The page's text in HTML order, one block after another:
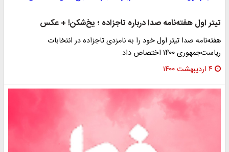
تیتر اول هفته‌نامه صدا درباره تاجزاده ؛ یخ‌شکن! + عکس
هفته‌نامه صدا تیتر اول خود را به نامزدی تاجزاده در انتخابات
ریاست‌جمهوری ۱۴۰۰ اختصاص داد.
۴ اردیبهشت ۱۴۰۰